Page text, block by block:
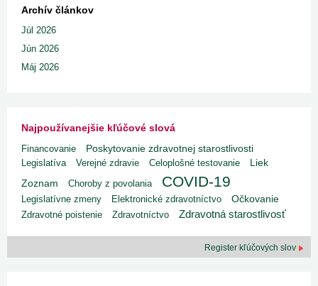
Archív článkov
Júl 2026
Jún 2026
Máj 2026
Najpoužívanejšie kľúčové slová
Financovanie Poskytovanie zdravotnej starostlivosti
Legislatíva Verejné zdravie Celoplošné testovanie Liek
Zoznam Choroby z povolania COVID-19
Legislatívne zmeny Elektronické zdravotníctvo
Očkovanie
Zdravotné poistenie
Zdravotníctvo Zdravotná starostlivosť
Register kľúčových slov